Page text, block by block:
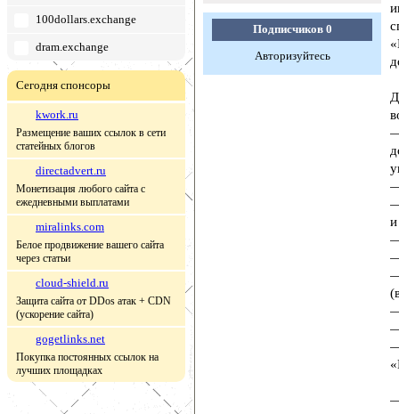
100dollars.exchange
dram.exchange
Сегодня спонсоры
kwork.ru
Размещение ваших ссылок в сети
статейных блогов
directadvert.ru
Монетизация любого сайта с
ежедневными выплатами
miralinks.com
Белое продвижение вашего сайта
через статьи
cloud-shield.ru
Защита сайта от DDos атак + CDN
(ускорение сайта)
gogetlinks.net
Покупка постоянных ссылок на
лучших площадках
Подписчиков 0
Авторизуйтесь